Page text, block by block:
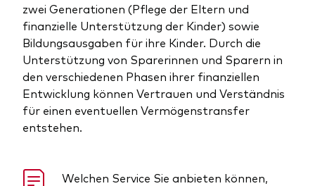
zwei Generationen (Pflege der Eltern und
finanzielle Unterstützung der Kinder) sowie
Bildungsausgaben für ihre Kinder. Durch die
Unterstützung von Sparerinnen und Sparern in
den verschiedenen Phasen ihrer finanziellen
Entwicklung können Vertrauen und Verständnis
für einen eventuellen Vermögenstransfer
entstehen.
Welchen Service Sie anbieten können,